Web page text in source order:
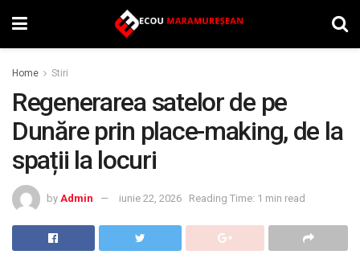
Home Stiri
Regenerarea satelor de pe
Dunăre prin place-making, de la
spații la locuri
by Admin iunie 22, 2026 Reading Time: 1 min read